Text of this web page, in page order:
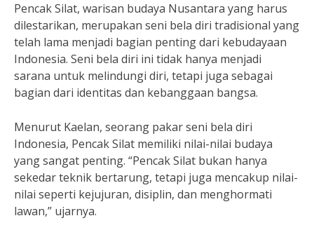
Pencak Silat, warisan budaya Nusantara yang harus
dilestarikan, merupakan seni bela diri tradisional yang
telah lama menjadi bagian penting dari kebudayaan
Indonesia. Seni bela diri ini tidak hanya menjadi
sarana untuk melindungi diri, tetapi juga sebagai
bagian dari identitas dan kebanggaan bangsa.
Menurut Kaelan, seorang pakar seni bela diri
Indonesia, Pencak Silat memiliki nilai-nilai budaya
yang sangat penting. “Pencak Silat bukan hanya
sekedar teknik bertarung, tetapi juga mencakup nilai-
nilai seperti kejujuran, disiplin, dan menghormati
lawan,” ujarnya.